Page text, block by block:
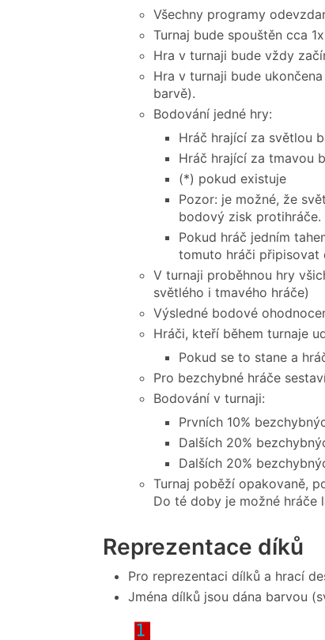
Všechny programy
Turnaj bude spouštěn cca
Hra v turnaji bude vždy
Hra v turnaji bude
barvě).
Bodování jedné hry:
Hráč hrající za světlou
Hráč hrající za tmavou
(*) pokud existuje
Pozor: je možné, že
bodový zisk protihráče.
Pokud hráč jedním
tomuto hráči připisovat
V turnaji proběhnou hry
světlého i tmavého hráče)
Výsledné bodové
Hráči, kteří během turnaje
Pokud se to stane a
Pro bezchybné hráče
Bodování v turnaji:
Prvních 10%
Dalších 20%
Dalších 20%
Turnaj poběží opakovaně,
Do té doby je možné hráče
Reprezentace díků
Pro reprezentaci dílků a hrací
Jména dílků jsou dána barvou